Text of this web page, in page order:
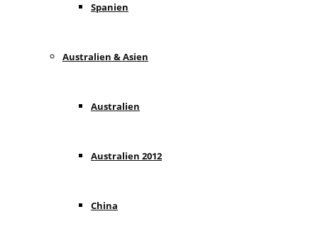
Spanien
Australien & Asien
Australien
Australien 2012
China